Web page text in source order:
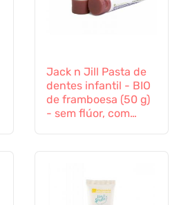
Jack n Jill Pasta de
dentes infantil - BIO
de framboesa (50 g)
- sem flúor, com